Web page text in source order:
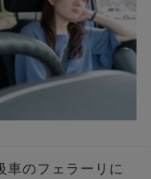
車のフェラーリに